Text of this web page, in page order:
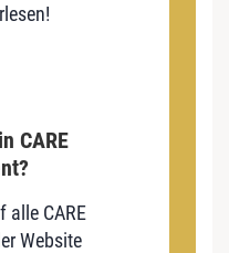
CARE
alle CARE
Website